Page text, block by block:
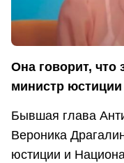
Она говорит, что
министр
Бывшая глава
Вероника
юстиции и